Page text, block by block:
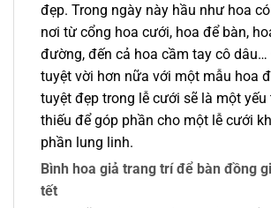
đẹp. Trong ngày này hầu như hoa
nơi từ cổng hoa cưới, hoa để bàn,
đường, đến cả hoa cầm tay cô dâu…
tuyệt vời hơn nữa với một mẫu hoa
tuyệt đẹp trong lễ cưới sẽ là một yếu
thiếu để góp phần cho một lễ cưới
phần lung linh.
Bình hoa giả trang trí để bàn đồng
tết